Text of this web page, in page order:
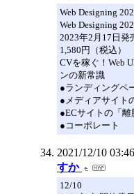
Web Designing
Web Designing
2023年2月17日発
1,580円（税込）
CVを稼ぐ！Web
ンの新常識
●ランディングペ
●メディアサイト
●ECサイトの「離
●コーポレート
2021/12/10
すか
12/10